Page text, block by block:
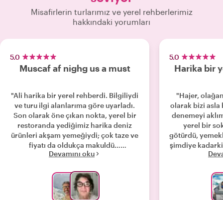
Misafirlerin turlarımız ve yerel rehberlerimiz
hakkındaki yorumları
5.0
Muscaf af nighg us a must
"Ali harika bir yerel rehberdi. Bilgiliydi
ve turu ilgi alanlarıma göre uyarladı.
Son olarak öne çıkan nokta, yerel bir
restoranda yediğimiz harika deniz
ürünleri akşam yemeğiydi; çok taze ve
fiyatı da oldukça makuldü…
Hizmetlerini şiddetle tavsiye ederim."
Devamını oku
5.0
Harika bir
"Hajer,
olarak bizi asla
denemeyi
yerel bir
götürdü,
şimdiye
bir Suriye
ve paranın
yerel bir
Hajer